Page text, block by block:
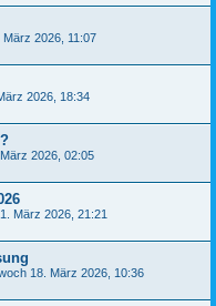
März 2026, 11:07
2026, 18:34
2026, 02:05
März 2026, 21:21
18. März 2026, 10:36